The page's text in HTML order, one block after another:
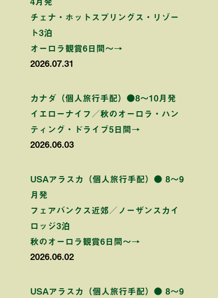
チェナ・ホットスプリングス・リゾー
ト3泊
オーロラ観賞6日間〜→
2026.07.31
カナダ（個人旅行手配）●8〜10月発
イエローナイフ／秋のオーロラ・ハン
ティング・ドライブ5日間→
2026.06.03
USAアラスカ（個人旅行手配）● 8〜9
月発
フェアバンクス近郊／ノーザンスカイ
ロッジ3泊
秋のオーロラ観賞6日間〜→
2026.06.02
USAアラスカ（個人旅行手配）● 8〜9